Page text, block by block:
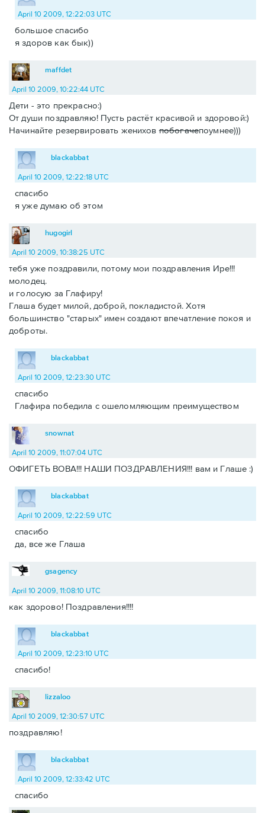
April 10 2009, 12:22:03 UTC
большое спасибо
я здоров как бык))
maffdet
April 10 2009, 10:22:44 UTC
Дети - это прекрасно:)
От души поздравляю! Пусть растёт красивой и здоровой:)
Начинайте резервировать жениховпобогачепоумнее)))
blackabbat
April 10 2009, 12:22:18 UTC
спасибо
я уже думаю об этом
hugogirl
April 10 2009, 10:38:25 UTC
тебя уже поздравили, потому мои поздравления Ире!!!
молодец.
и голосую за Глафиру!
Глаша будет милой, доброй, покладистой. Хотя
большинство "старых" имен создают впечатление покоя и
доброты.
blackabbat
April 10 2009, 12:23:30 UTC
спасибо
Глафира победила с ошеломляющим преимуществом
snownat
April 10 2009, 11:07:04 UTC
ОФИГЕТЬ ВОВА!!! НАШИ ПОЗДРАВЛЕНИЯ!!! вам и Глаше :)
blackabbat
April 10 2009, 12:22:59 UTC
спасибо
да, все же Глаша
gsagency
April 10 2009, 11:08:10 UTC
как здорово! Поздравления!!!!
blackabbat
April 10 2009, 12:23:10 UTC
спасибо!
lizzaloo
April 10 2009, 12:30:57 UTC
поздравляю!
blackabbat
April 10 2009, 12:33:42 UTC
спасибо